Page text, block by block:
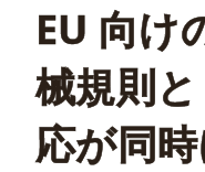
EU 向け
械規則
応が同